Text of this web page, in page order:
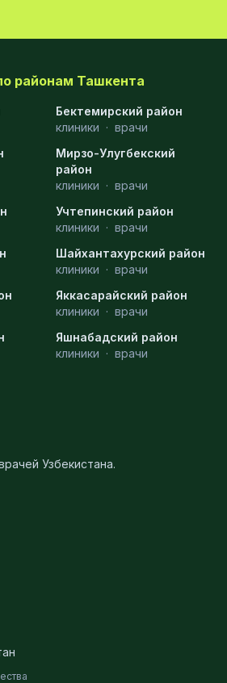
районам Ташкента
Бектемирский район
клиники · врачи
Мирзо-Улугбекский
район
клиники · врачи
Учтепинский район
клиники · врачи
Шайхантахурский район
клиники · врачи
Яккасарайский район
клиники · врачи
Яшнабадский район
клиники · врачи
Узбекистана.